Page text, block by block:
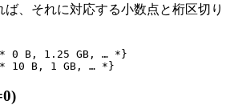
ば、それに対応する小数点と桁区切り
B, 1.25 GB, … *}